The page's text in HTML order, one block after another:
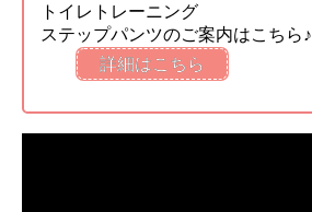
トイレトレーニング
ステップパンツのご案内はこちら♪
詳細はこちら